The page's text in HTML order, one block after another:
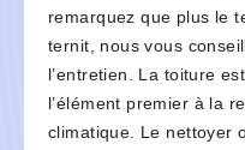
remarquez que plus le
ternit, nous vous
l’entretien. La toiture
l’élément premier à la
climatique. Le nettoyer